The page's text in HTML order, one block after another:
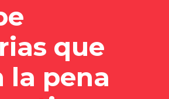
que
la pena